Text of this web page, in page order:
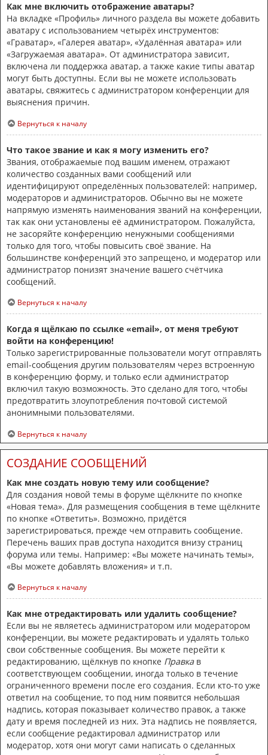
Как мне включить отображение аватары?
На вкладке «Профиль» личного раздела вы можете добавить
аватару с использованием четырёх инструментов:
«Граватар», «Галерея аватар», «Удалённая аватара» или
«Загружаемая аватара». От администратора зависит,
включена ли поддержка аватар, а также какие типы аватар
могут быть доступны. Если вы не можете использовать
аватары, свяжитесь с администратором конференции для
выяснения причин.
Вернуться к началу
Что такое звание и как я могу изменить его?
Звания, отображаемые под вашим именем, отражают
количество созданных вами сообщений или
идентифицируют определённых пользователей: например,
модераторов и администраторов. Обычно вы не можете
напрямую изменять наименования званий на конференции,
так как они установлены её администратором. Пожалуйста,
не засоряйте конференцию ненужными сообщениями
только для того, чтобы повысить своё звание. На
большинстве конференций это запрещено, и модератор или
администратор понизят значение вашего счётчика
сообщений.
Вернуться к началу
Когда я щёлкаю по ссылке «email», от меня требуют
войти на конференцию!
Только зарегистрированные пользователи могут отправлять
email-сообщения другим пользователям через встроенную
в конференцию форму, и только если администратор
включил такую возможность. Это сделано для того, чтобы
предотвратить злоупотребления почтовой системой
анонимными пользователями.
Вернуться к началу
СОЗДАНИЕ СООБЩЕНИЙ
Как мне создать новую тему или сообщение?
Для создания новой темы в форуме щёлкните по кнопке
«Новая тема». Для размещения сообщения в теме щёлкните
по кнопке «Ответить». Возможно, придётся
зарегистрироваться, прежде чем отправить сообщение.
Перечень ваших прав доступа находится внизу страниц
форума или темы. Например: «Вы можете начинать темы»,
«Вы можете добавлять вложения» и т.п.
Вернуться к началу
Как мне отредактировать или удалить сообщение?
Если вы не являетесь администратором или модератором
конференции, вы можете редактировать и удалять только
свои собственные сообщения. Вы можете перейти к
редактированию, щёлкнув по кнопке Правкав
соответствующем сообщении, иногда только в течение
ограниченного времени после его создания. Если кто-то уже
ответил на сообщение, то под ним появится небольшая
надпись, которая показывает количество правок, а также
дату и время последней из них. Эта надпись не появляется,
если сообщение редактировал администратор или
модератор, хотя они могут сами написать о сделанных